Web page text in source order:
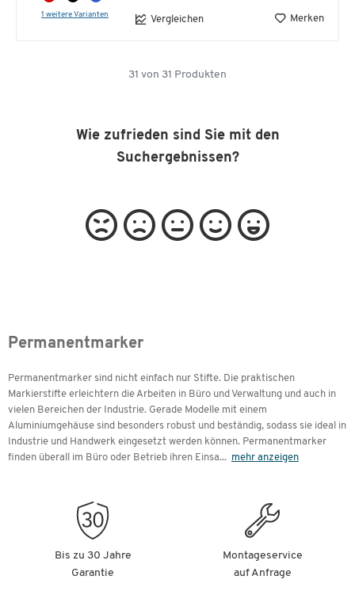
1 weitere Varianten Vergleichen Merken
31 von 31 Produkten
Wie zufrieden sind Sie mit den
Suchergebnissen?
Permanentmarker
Permanentmarker sind nicht einfach nur Stifte. Die praktischen
Markierstifte erleichtern die Arbeiten in Büro und Verwaltung und auch in
vielen Bereichen der Industrie. Gerade Modelle mit einem
Aluminiumgehäuse sind besonders robust und beständig, sodass sie ideal in
Industrie und Handwerk eingesetzt werden können. Permanentmarker
finden überall im Büro oder Betrieb ihren Einsa... mehr anzeigen
Bis zu 30 Jahre
Garantie
Montageservice
auf Anfrage